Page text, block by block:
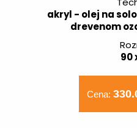
akryl - olej na
drevenom
90
Cena: